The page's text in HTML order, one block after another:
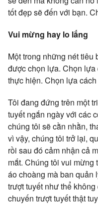
tốt đẹp sẽ đến với bạn.
Vui mừng hay lo lắng
Một trong những nét
được chọn lựa. Chọn
thực hiện. Chọn lựa
Tôi đang đứng trên một
tuyết ngắn ngày với các
chúng tôi sẽ cằn nhằn,
vì vậy, chúng tôi trở lại,
rồi sau đó cảm nhận cả
mắt. Chúng tôi vui
áo choàng mà ban quản
trượt tuyết như thể
chuyến trượt tuyết thật